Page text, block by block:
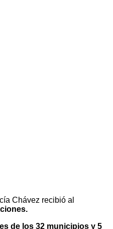
Chávez recibió al
de los 32 municipios y 5